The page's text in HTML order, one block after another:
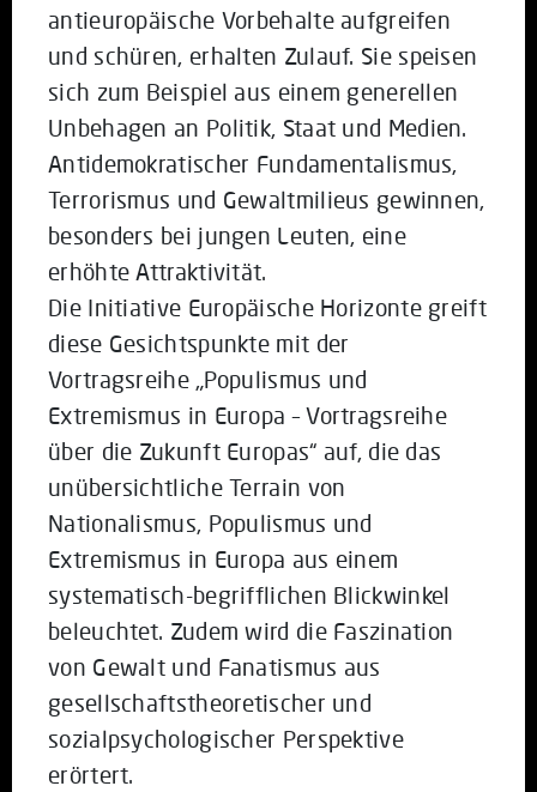
antieuropäische Vorbehalte aufgreifen
und schüren, erhalten Zulauf. Sie speisen
sich zum Beispiel aus einem generellen
Unbehagen an Politik, Staat und Medien.
Antidemokratischer Fundamentalismus,
Terrorismus und Gewaltmilieus gewinnen,
besonders bei jungen Leuten, eine
erhöhte Attraktivität.
Die Initiative Europäische Horizonte greift
diese Gesichtspunkte mit der
Vortragsreihe „Populismus und
Extremismus in Europa – Vortragsreihe
über die Zukunft Europas“ auf, die das
unübersichtliche Terrain von
Nationalismus, Populismus und
Extremismus in Europa aus einem
systematisch-begrifflichen Blickwinkel
beleuchtet. Zudem wird die Faszination
von Gewalt und Fanatismus aus
gesellschaftstheoretischer und
sozialpsychologischer Perspektive
erörtert.